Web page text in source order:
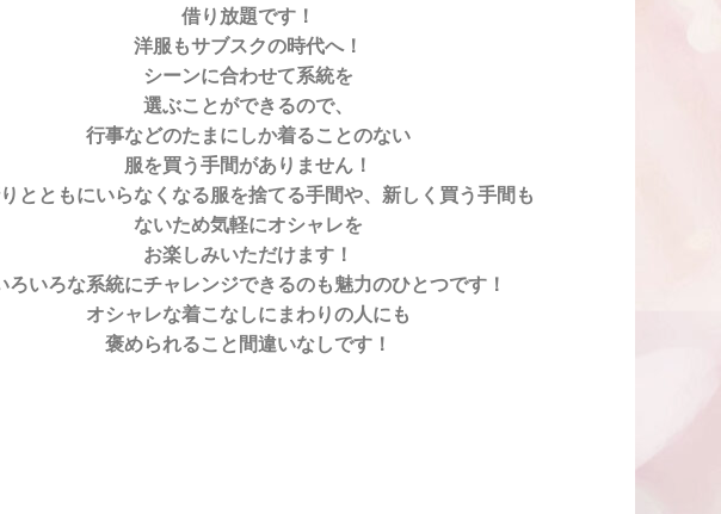
借り放題です！
洋服もサブスクの時代へ！
シーンに合わせて系統を
選ぶことができるので、
行事などのたまにしか着ることのない
服を買う手間がありません！
とともにいらなくなる服を捨てる手間や、 新しく買う手間も
ないため気軽にオシャレを
お楽しみいただけます！
ろいろな系統にチャレンジできるのも魅力のひとつです！
オシャレな着こなしにまわりの人にも
褒められること間違いなしです！